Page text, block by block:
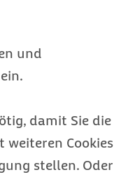
und
damit Sie die
weiteren Cookies
stellen. Oder
für alles